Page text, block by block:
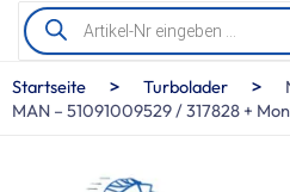
Products
search
Startseite > Turbolader >
MAN – 51091009529 / 317828 +